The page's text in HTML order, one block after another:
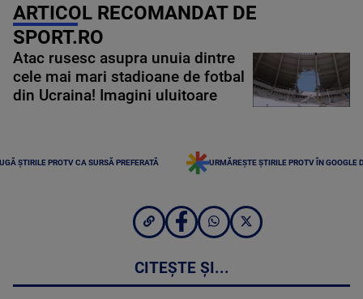
ARTICOL RECOMANDAT DE
SPORT.RO
Atac rusesc asupra unuia dintre
cele mai mari stadioane de fotbal
din Ucraina! Imagini uluitoare
ȘTIRILE PROTV CA SURSĂ PREFERATĂ URMĂREȘTE ȘTIRILE PROTV ÎN GOOGLE
CITEȘTE ȘI...